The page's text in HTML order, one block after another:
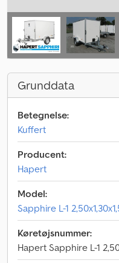
Grunddata
Betegnelse:
Kuffert
Producent:
Hapert
Model:
Sapphire L-1
Køretøjsnummer:
Hapert Sapphire L-1